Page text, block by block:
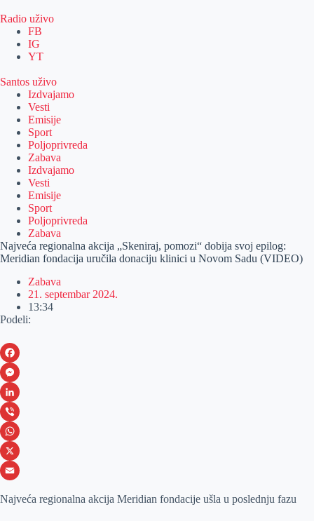
Radio uživo
FB
IG
YT
Santos uživo
Izdvajamo
Vesti
Emisije
Sport
Poljoprivreda
Zabava
Izdvajamo
Vesti
Emisije
Sport
Poljoprivreda
Zabava
Najveća regionalna akcija „Skeniraj, pomozi“ dobija svoj epilog:
Meridian fondacija uručila donaciju klinici u Novom Sadu (VIDEO)
Zabava
21. septembar 2024.
13:34
Podeli:
F
a
c
e
b
o
M
e
s
s
e
L
i
n
k
V
i
b
W
h
X
Najveća regionalna akcija Meridian fondacije ušla u poslednju fazu